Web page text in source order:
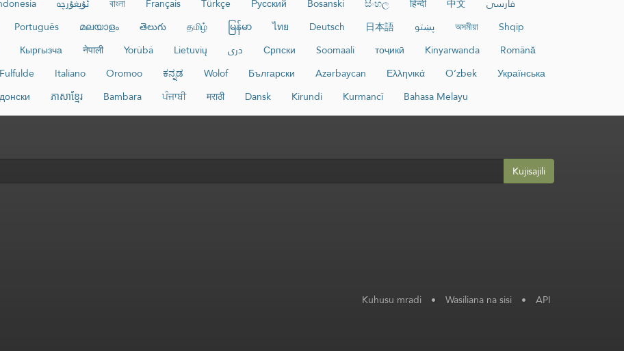
Português മലയാളം తెలుగు தமிழ் မြန်မာ ไทย Deutsch 日本語 پښتو অসমীয়া
Shqip
Кыргызча नेपाली Yorùbá Lietuvių دری Српски Soomaali тоҷикӣ Kinyarwanda
Română
Fulfulde Italiano Oromoo ಕನ್ನಡ Wolof Български Azərbaycan Ελληνικά O‘zbek
Українська
ភាសាខ្មែរ Bambara ਪੰਜਾਬੀ मराठी Dansk Kirundi Kurmancî Bahasa Melayu
Kujisajili
Kuhusu mradi • Wasiliana na sisi • API